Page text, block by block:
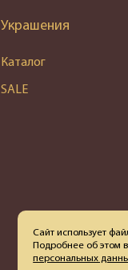
Украшения
Каталог
SALE
Сайт использует
Подробнее об этом
персональных